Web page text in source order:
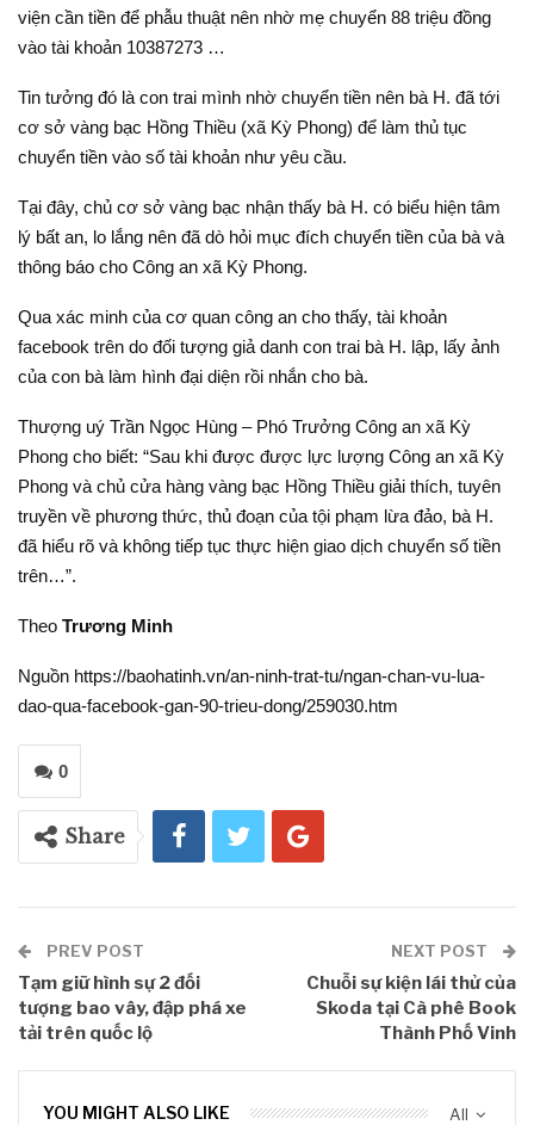
viện cần tiền để phẫu thuật nên nhờ mẹ chuyển 88 triệu đồng
vào tài khoản 10387273 …
Tin tưởng đó là con trai mình nhờ chuyển tiền nên bà H. đã tới
cơ sở vàng bạc Hồng Thiều (xã Kỳ Phong) để làm thủ tục
chuyển tiền vào số tài khoản như yêu cầu.
Tại đây, chủ cơ sở vàng bạc nhận thấy bà H. có biểu hiện tâm
lý bất an, lo lắng nên đã dò hỏi mục đích chuyển tiền của bà và
thông báo cho Công an xã Kỳ Phong.
Qua xác minh của cơ quan công an cho thấy, tài khoản
facebook trên do đối tượng giả danh con trai bà H. lập, lấy ảnh
của con bà làm hình đại diện rồi nhắn cho bà.
Thượng uý Trần Ngọc Hùng – Phó Trưởng Công an xã Kỳ
Phong cho biết: “Sau khi được được lực lượng Công an xã Kỳ
Phong và chủ cửa hàng vàng bạc Hồng Thiều giải thích, tuyên
truyền về phương thức, thủ đoạn của tội phạm lừa đảo, bà H.
đã hiểu rõ và không tiếp tục thực hiện giao dịch chuyển số tiền
trên…”.
Theo Trương Minh
Nguồn https://baohatinh.vn/an-ninh-trat-tu/ngan-chan-vu-lua-
dao-qua-facebook-gan-90-trieu-dong/259030.htm
0
Share
PREV POST
Tạm giữ hình sự 2 đối
tượng bao vây, đập phá xe
tải trên quốc lộ
NEXT POST
Chuỗi sự kiện lái thử của
Skoda tại Cà phê Book
Thành Phố Vinh
All
YOU MIGHT ALSO LIKE